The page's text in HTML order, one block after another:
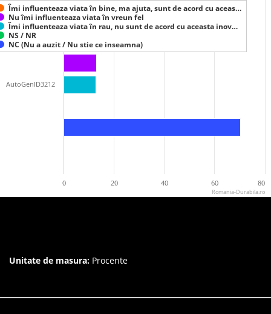
Îmi influenteaza viata în bine, ma ajuta, sunt de acord cu aceas…
Nu îmi influenteaza viata în vreun fel
Îmi influenteaza viata în rau, nu sunt de acord cu aceasta inov…
NS / NR
NC (Nu a auzit / Nu stie ce inseamna)
AutoGenID3212
0 20 40 60 80
Romania-Durabila.ro
Unitate de masura: Procente